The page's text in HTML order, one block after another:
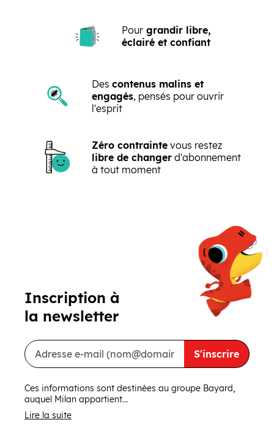
Pour grandir libre,
éclairé et confiant
Des contenus malins et
engagés, pensés pour ouvrir
l'esprit
Zéro contrainte vous restez
libre de changer d'abonnement
à tout moment
Inscription à
la newsletter
S'inscrire
Ces informations sont destinées au groupe Bayard,
auquel Milan appartient...
Lire la suite